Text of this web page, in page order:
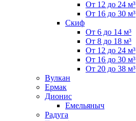
От 12 до 24 м³
От 16 до 30 м³
Скиф
От 6 до 14 м³
От 8 до 18 м³
От 12 до 24 м³
От 16 до 30 м³
От 20 до 38 м³
Вулкан
Ермак
Дионис
Емельяныч
Радуга